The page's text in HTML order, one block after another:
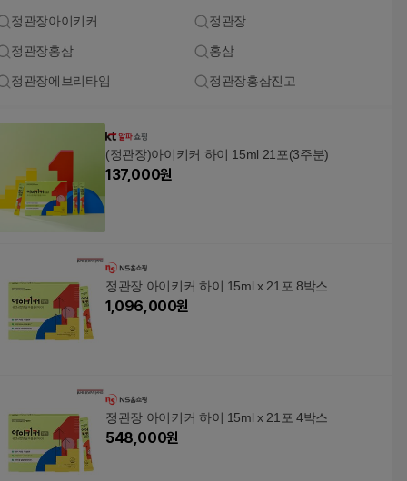
정관장아이키커 정관장
정관장홍삼 홍삼
정관장에브리타임 정관장홍삼진고
(정관장)아이키커 하이 15ml 21포(3주분)
137,000원
정관장 아이키커 하이 15ml x 21포 8박스
1,096,000원
정관장 아이키커 하이 15ml x 21포 4박스
548,000원